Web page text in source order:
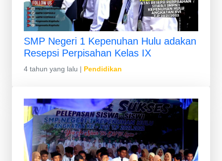
SMP Negeri 1 Kepenuhan Hulu adakan
Resepsi Perpisahan Kelas IX
4 tahun yang lalu | Pendidikan